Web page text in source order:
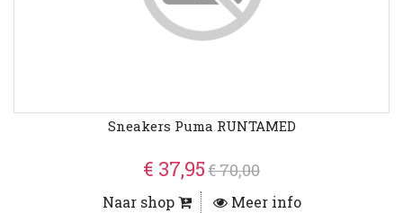
Sneakers Puma RUNTAMED
€ 37,95€ 70,00
Naar shop Meer info